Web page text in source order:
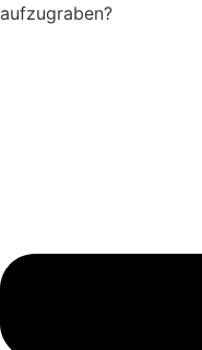
aufzugraben?